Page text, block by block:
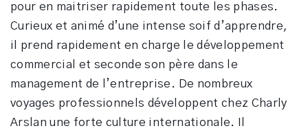
pour en maitriser rapidement toute les phases.
Curieux et animé d’une intense soif d’apprendre,
il prend rapidement en charge le développement
commercial et seconde son père dans le
management de l’entreprise. De nombreux
voyages professionnels développent chez Charly
Arslan une forte culture internationale. Il